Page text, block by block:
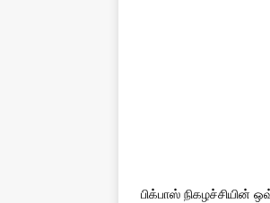
பிக்பாஸ் நிகழச்சியின்